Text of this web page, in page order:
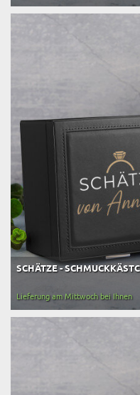
SCHÄTZE -
Lieferung am Mittwoch bei Ihnen